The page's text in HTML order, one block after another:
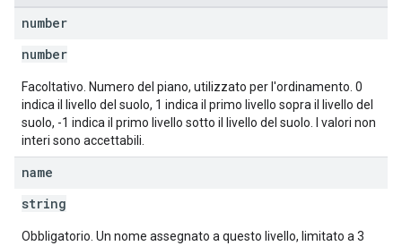
number
number
Facoltativo. Numero del piano, utilizzato per l'ordinamento. 0
indica il livello del suolo, 1 indica il primo livello sopra il livello del
suolo, -1 indica il primo livello sotto il livello del suolo. I valori non
interi sono accettabili.
name
string
Obbligatorio. Un nome assegnato a questo livello, limitato a 3